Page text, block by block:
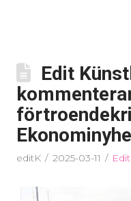
Edit
editK 2025-03-11